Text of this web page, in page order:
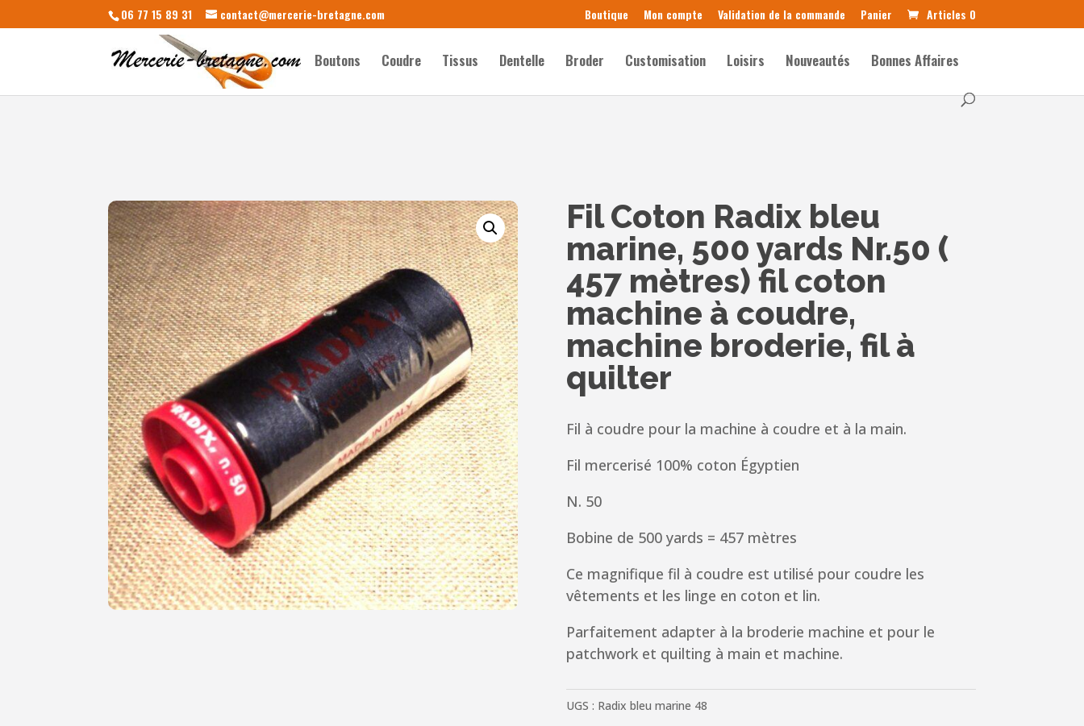
06 77 15 89 31 contact@mercerie-bretagne.com Boutique Mon compte Validation de la commande Panier Articles 0
Boutons Coudre Tissus Dentelle Broder Customisation Loisirs Nouveautés Bonnes Affaires
Fil Coton Radix bleu
marine, 500 yards Nr.50 (
457 mètres) fil coton
machine à coudre,
machine broderie, fil à
quilter
Fil à coudre pour la machine à coudre et à la main.
Fil mercerisé 100% coton Égyptien
N. 50
Bobine de 500 yards = 457 mètres
Ce magnifique fil à coudre est utilisé pour coudre les
vêtements et les linge en coton et lin.
Parfaitement adapter à la broderie machine et pour le
patchwork et quilting à main et machine.
UGS : Radix bleu marine 48